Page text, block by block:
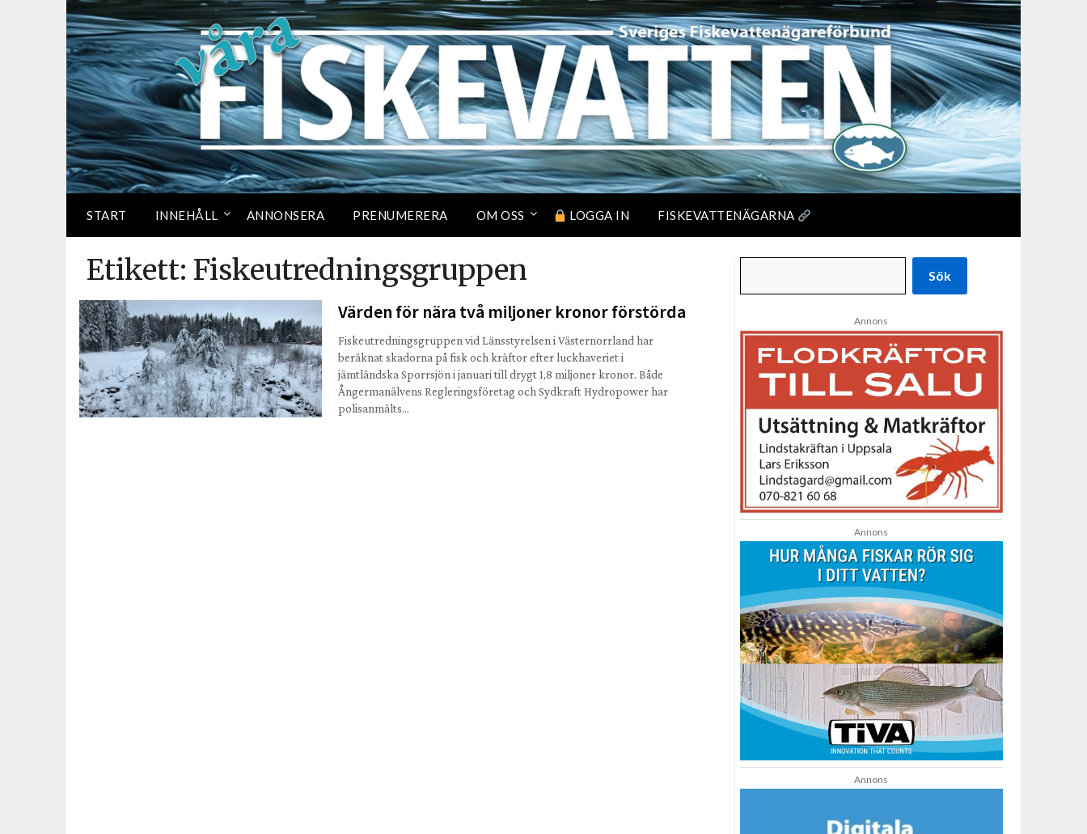
START INNEHÅLL ANNONSERA PRENUMERERA OM OSS LOGGA IN FISKEVATTENÄGARNA
Etikett: Fiskeutredningsgruppen
Värden för nära två miljoner kronor förstörda
Fiskeutredningsgruppen vid Länsstyrelsen i Västernorrland har
beräknat skadorna på fisk och kräftor efter luckhaveriet i
jämtländska Sporrsjön i januari till drygt 1,8 miljoner kronor. Både
Ångermanälvens Regleringsföretag och Sydkraft Hydropower har
polisanmälts…
Sök
Annons
Annons
Annons